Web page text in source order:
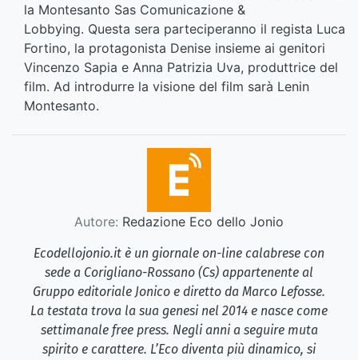
la Montesanto Sas Comunicazione &
Lobbying. Questa sera parteciperanno il regista Luca
Fortino, la protagonista Denise insieme ai genitori
Vincenzo Sapia e Anna Patrizia Uva, produttrice del
film. Ad introdurre la visione del film sarà Lenin
Montesanto.
Autore: Redazione Eco dello Jonio
Ecodellojonio.it è un giornale on-line calabrese con
sede a Corigliano-Rossano (Cs) appartenente al
Gruppo editoriale Jonico e diretto da Marco Lefosse.
La testata trova la sua genesi nel 2014 e nasce come
settimanale free press. Negli anni a seguire muta
spirito e carattere. L’Eco diventa più dinamico, si